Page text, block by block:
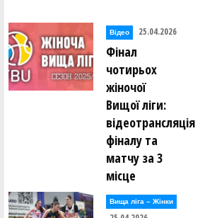
Відео 25.04.2026
Фінал
чотирьох
жіночої
Вищої ліги:
відеотрансляція
фіналу та
матчу за 3
місце
Вища лiга – Жiнки